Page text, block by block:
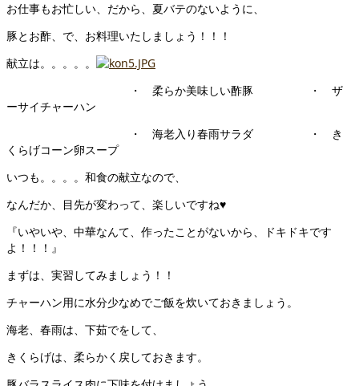
お仕事もお忙しい、だから、夏バテのないように、
豚とお酢、で、お料理いたしましょう！！！
献立は。。。。。
・ 柔らか美味しい酢豚 ・ ザ
ーサイチャーハン
・ 海老入り春雨サラダ ・ き
くらげコーン卵スープ
いつも。。。。和食の献立なので、
なんだか、目先が変わって、楽しいですね♥
『いやいや、中華なんて、作ったことがないから、ドキドキです
よ！！！』
まずは、実習してみましょう！！
チャーハン用に水分少なめでご飯を炊いておきましょう。
海老、春雨は、下茹でをして、
きくらげは、柔らかく戻しておきます。